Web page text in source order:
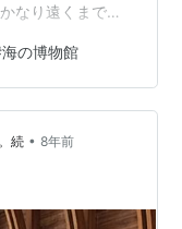
なり遠くまで出
日は、まず鳥羽
き急行に乗っ
特急に乗らなく
が大阪上本町６
阪の中心部から
海の博物館
続 • 8年前